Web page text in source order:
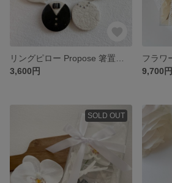
3,600円
9,700円
SOLD OUT